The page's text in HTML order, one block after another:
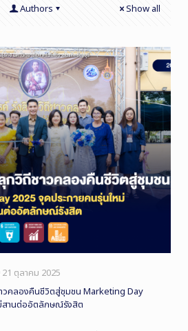
Authors Show all
21 ตุลาคม 2025
วคลองคืนชีวิตสู่ชุมชน Marketing Day
สานต่ออัตลักษณ์รังสิต